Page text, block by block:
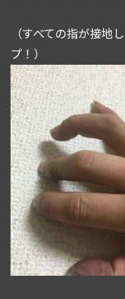
（すべての指が接地
プ！）